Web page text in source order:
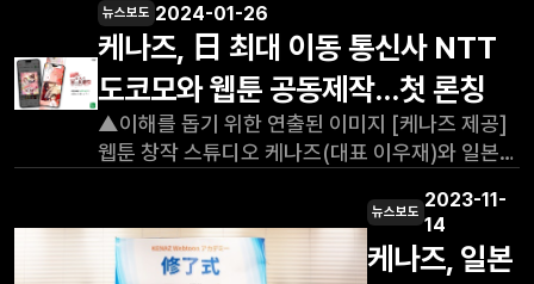
달부터 추진할
웹툰 아카데미
운영에 관한
지원사항 및 각
기
MD를 시작으로
출판, 드라마 등
다양한 형태로
콘텐츠를 확장해
나갈 예정이다.
사진=케나즈
기존 작품에서는
볼 수 없던 두
주인공의 새로운
‘장미와 샴페인’
MD(굿즈,
기획상품)를
출시했다고 21일
밝혔다. 케나즈
관계자는
"IP(지식재산)
확장에 박차를
뉴스보도 2024-01-26
케나즈, 日 최대 이동 통신사 NTT
도코모와 웹툰 공동제작…첫 론칭
▲이해를 돕기 위한 연출된 이미지 [케나즈 제공]
웹툰 창작 스튜디오 케나즈(대표 이우재)와 일본
웹툰 <무협지 악당에게 꽃길을>(일본 서비스명:
前世に還ったら兄が大悪党だった件について)
이 오늘(26일) NTT도코모의 전자서적 플랫폼
뉴스보도
2023-11-
14
케나즈, 일본